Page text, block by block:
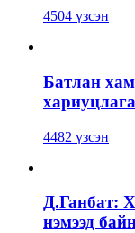
4504 үзсэн
Батлан
4482 үзсэн
Д.Ганбат:
нэмээд